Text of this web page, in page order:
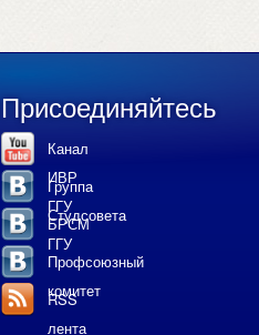
Присоединяйтесь
Канал
ИВР
ГГУ
Группа
Студсовета
ГГУ
БРСМ
Профсоюзный
комитет
RSS
лента